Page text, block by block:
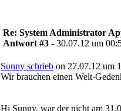
Re: System Administrator
Antwort #3 - 30.07.12 um
Sunny schrieb on 27.07.12 um
Wir brauchen einen Welt-
Hi Sunny, war der nicht am